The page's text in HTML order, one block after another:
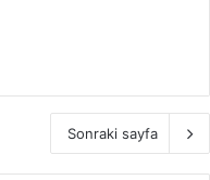
Sonraki sayfa